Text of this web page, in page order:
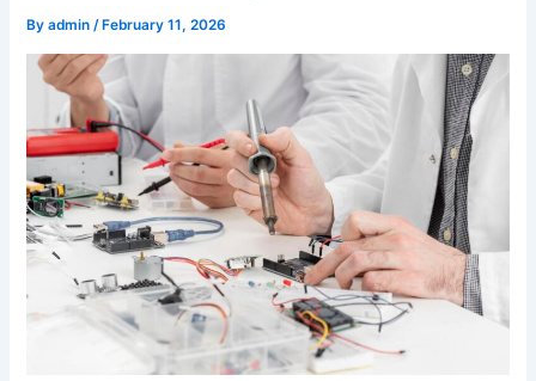
Byadmin/ February 11, 2026